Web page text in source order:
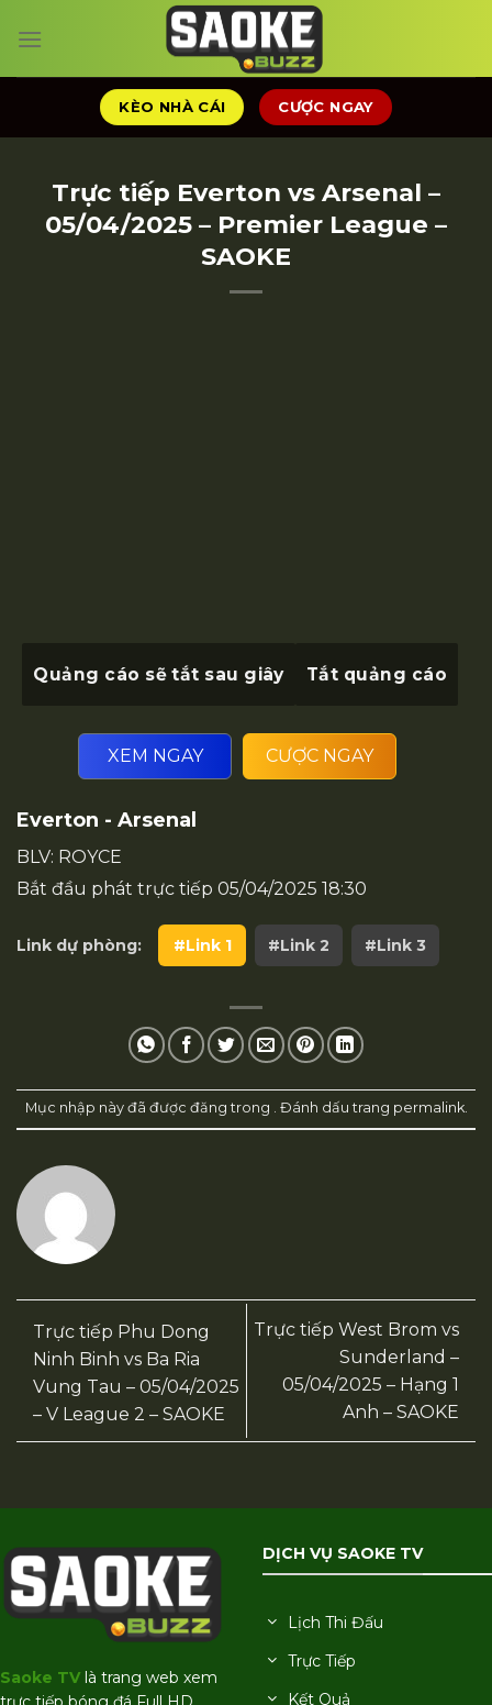
đến
KÈO NHÀ CÁI CƯỢC NGAY
Trực tiếp Everton vs Arsenal –
05/04/2025 – Premier League –
SAOKE
Quảng cáo sẽ tắt sau giây Tắt quảng cáo
XEM NGAY CƯỢC NGAY
Everton - Arsenal
BLV: ROYCE
Bắt đầu phát trực tiếp 05/04/2025 18:30
Link dự phòng: #Link 1 #Link 2 #Link 3
Mục nhập này đã được đăng trong . Đánh dấu trang permalink.
Trực tiếp Phu Dong
Ninh Binh vs Ba Ria
Vung Tau – 05/04/2025
– V League 2 – SAOKE
Trực tiếp West Brom vs
Sunderland –
05/04/2025 – Hạng 1
Anh – SAOKE
Saoke TVlà trang web xem
DỊCH VỤ SAOKE TV
Lịch Thi Đấu
Trực Tiếp
Kết Quả